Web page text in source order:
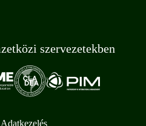
szervezetekben